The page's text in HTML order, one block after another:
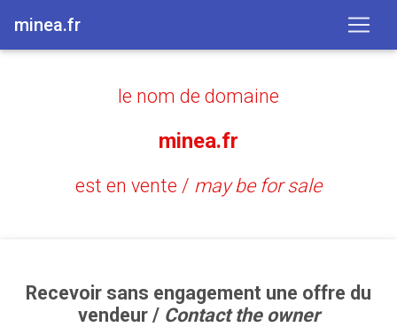
minea.fr
le nom de domaine
minea.fr
est en vente / may be for sale
Recevoir sans engagement une offre du
vendeur / Contact the owner